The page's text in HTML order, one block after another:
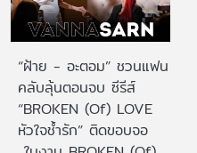
“ฝ้าย - อะตอม” ชวนแฟน
คลับลุ้นตอนจบ ซีรีส์
“BROKEN (Of) LOVE
หัวใจช้ำรัก” ติดขอบจอ